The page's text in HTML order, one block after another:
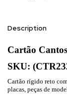
Description
Cartão
SKU:
Cartão rígido reto
placas, peças de